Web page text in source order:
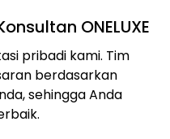
ONELUXE
pribadi kami. Tim
berdasarkan
sehingga Anda